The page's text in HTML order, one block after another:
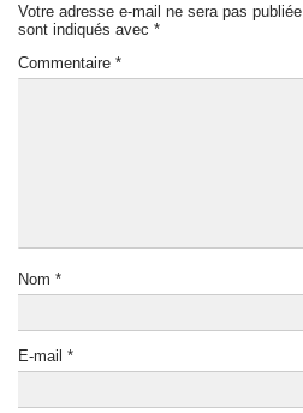
Votre adresse e-mail ne sera pas publiée.
sont indiqués avec *
Commentaire *
Nom *
E-mail *